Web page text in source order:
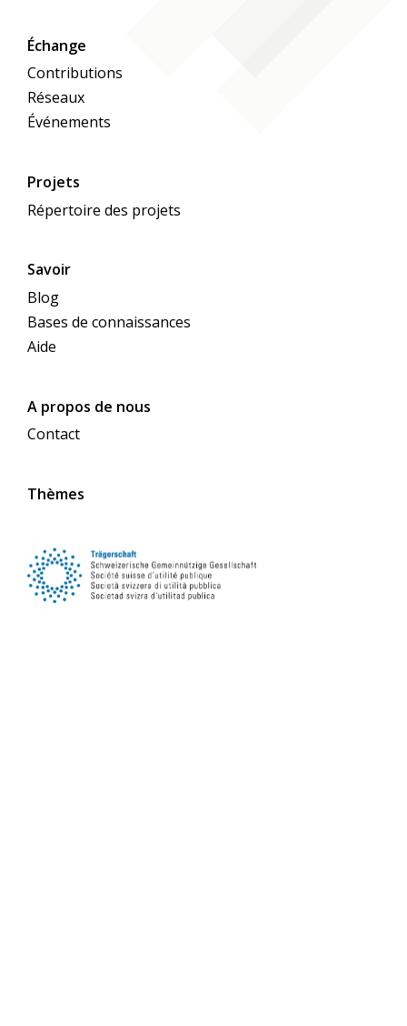
Échange
Contributions
Réseaux
Événements
Projets
Répertoire des projets
Savoir
Blog
Bases de connaissances
Aide
A propos de nous
Contact
Thèmes